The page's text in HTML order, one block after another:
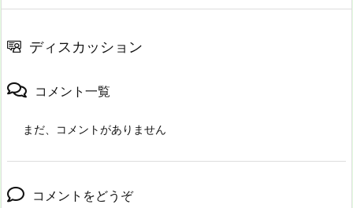
ディスカッション
コメント一覧
まだ、コメントがありません
コメントをどうぞ